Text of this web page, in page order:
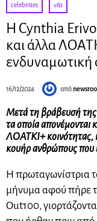
celebrities · νέα
Η Cynthia Erivo
και άλλα
ενδυναμωτική
16/12/2024 από
Μετά τη βράβευσή
τα οποία απονέμονται
ΛΟΑΤΚΙ+ κοινότητας,
κουήρ ανθρώπους που
Η πρωταγωνίστρια
μήνυμα αφού πήρε
Out100,